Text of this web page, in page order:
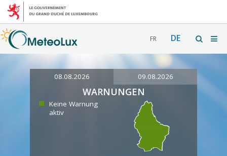
FR DE
08.08.2026 09.08.2026
WARNUNGEN
Keine Warnung
aktiv